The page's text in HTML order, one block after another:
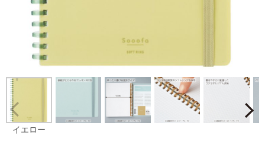
イエロー